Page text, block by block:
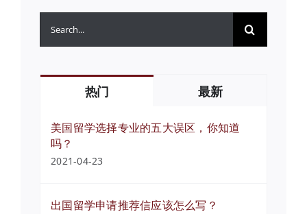
热门 最新
美国留学选择专业的五大误区，你知道
吗？
2021-04-23
出国留学申请推荐信应该怎么写？